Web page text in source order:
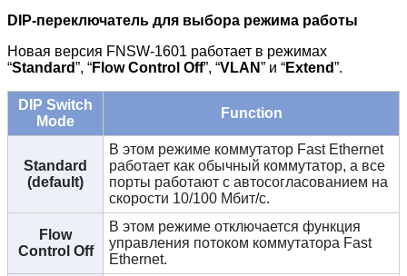
DIP-переключатель для выбора режима работы
Новая версия FNSW-1601 работает в режимах
“Standard”, “Flow Control Off”, “VLAN” и “Extend”.
DIP Switch
Mode
Function
Standard
(default)
В этом режиме коммутатор Fast Ethernet
работает как обычный коммутатор, а все
порты работают с автосогласованием на
скорости 10/100 Мбит/с.
Flow
Control Off
В этом режиме отключается функция
управления потоком коммутатора Fast
Ethernet.